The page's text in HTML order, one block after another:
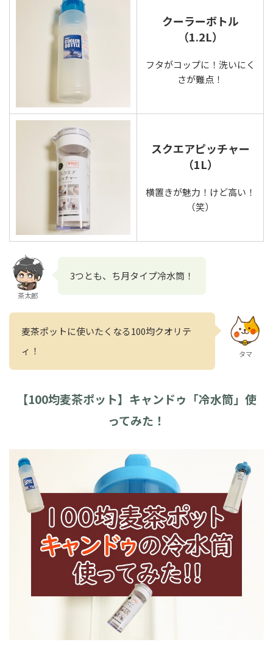
クーラーボトル
（1.2L）
フタがコップに！洗いにく
さが難点！
スクエアピッチャー
（1L）
横置きが魅力！けど高い！
（笑）
茶太郎
3つとも、ち月タイプ冷水筒！
麦茶ポットに使いたくなる100均クオリテ
ィ！
タマ
【100均麦茶ポット】キャンドゥ「冷水筒」使
ってみた！